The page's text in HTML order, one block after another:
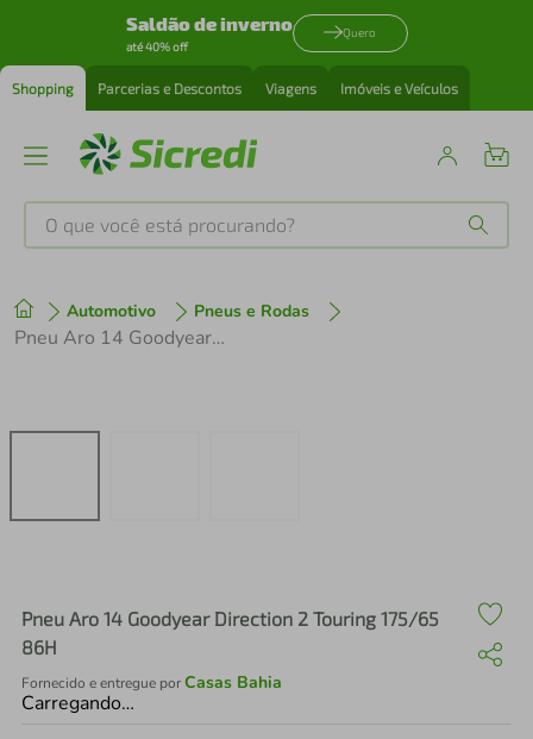
Saldão de inverno
até 40% off
Quero
Shopping Parcerias e Descontos Viagens Imóveis e Veículos
O que você está procurando?
Automotivo Pneus e Rodas
Pneu Aro 14 Goodyear Direction 2 Touring 175/65 86H
Pneu Aro 14 Goodyear Direction 2 Touring 175/65
86H
Fornecido e entregue porCasas Bahia
Carregando…
1º tenis